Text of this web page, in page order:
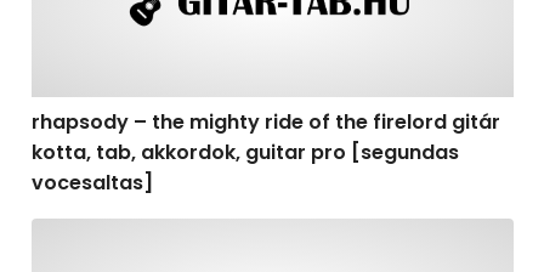
rhapsody – the mighty ride of the firelord gitár
kotta, tab, akkordok, guitar pro [segundas
vocesaltas]